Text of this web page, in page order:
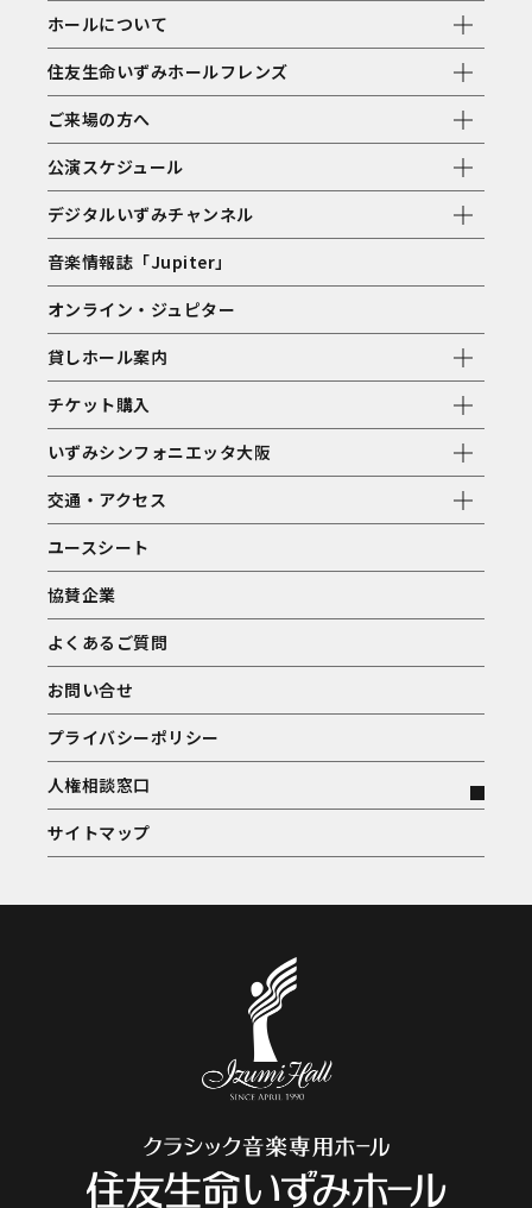
ホールについて
住友生命いずみホールフレンズ
ご来場の方へ
公演スケジュール
デジタルいずみチャンネル
音楽情報誌「Jupiter」
オンライン・ジュピター
貸しホール案内
チケット購入
いずみシンフォニエッタ大阪
交通・アクセス
ユースシート
協賛企業
よくあるご質問
お問い合せ
プライバシーポリシー
人権相談窓口
サイトマップ